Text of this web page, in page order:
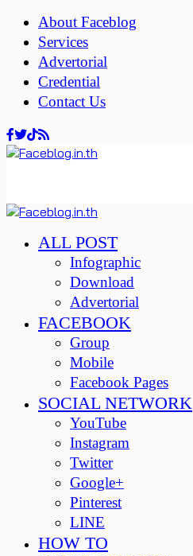
About Faceblog
Services
Advertorial
Credential
Contact Us
ALL POST
Infographic
Download
Advertorial
FACEBOOK
Group
Mobile
Facebook Pages
SOCIAL NETWORK
YouTube
Instagram
Twitter
Google+
Pinterest
LINE
HOW TO